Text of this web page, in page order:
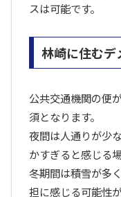
スは可能です。
林崎に住むデ
公共交通機関の便
須となります。
夜間は人通りが少
かすぎると感じる
冬期間は積雪が多
担に感じる可能性